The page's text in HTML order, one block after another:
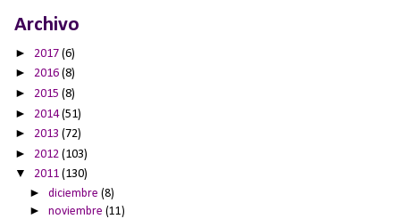
Archivo
► 2017 (6)
► 2016 (8)
► 2015 (8)
► 2014(51)
► 2013 (72)
► 2012 (103)
▼ 2011 (130)
►diciembre(8)
►noviembre(11)